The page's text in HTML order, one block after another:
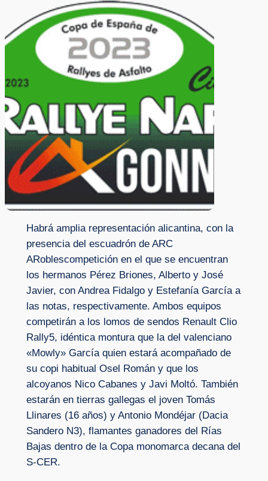
Habrá amplia representación alicantina, con la
presencia del escuadrón de ARC
ARoblescompetición en el que se encuentran
los hermanos Pérez Briones, Alberto y José
Javier, con Andrea Fidalgo y Estefanía García a
las notas, respectivamente. Ambos equipos
competirán a los lomos de sendos Renault Clio
Rally5, idéntica montura que la del valenciano
«Mowly» García quien estará acompañado de
su copi habitual Osel Román y que los
alcoyanos Nico Cabanes y Javi Moltó. También
estarán en tierras gallegas el joven Tomás
Llinares (16 años) y Antonio Mondéjar (Dacia
Sandero N3), flamantes ganadores del Rías
Bajas dentro de la Copa monomarca decana del
S-CER.